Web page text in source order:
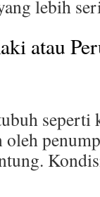
lebih
atau
seperti
oleh